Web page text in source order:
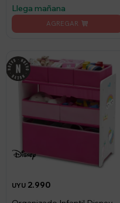
Llega mañana
UYU 2.990